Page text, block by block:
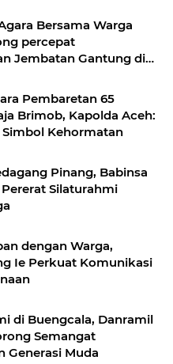
Bersama Warga
percepat
Jembatan Gantung di
Pembaretan 65
Brimob, Kapolda Aceh:
Simbol Kehormatan
Pinang, Babinsa
Silaturahmi
dengan Warga,
Ie Perkuat Komunikasi
di Buengcala, Danramil
Semangat
Generasi Muda